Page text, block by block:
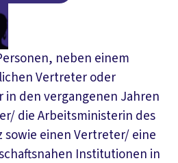
neben einem
Vertreter oder
den vergangenen Jahren
die Arbeitsministerin des
sowie einen Vertreter/ eine
Institutionen in